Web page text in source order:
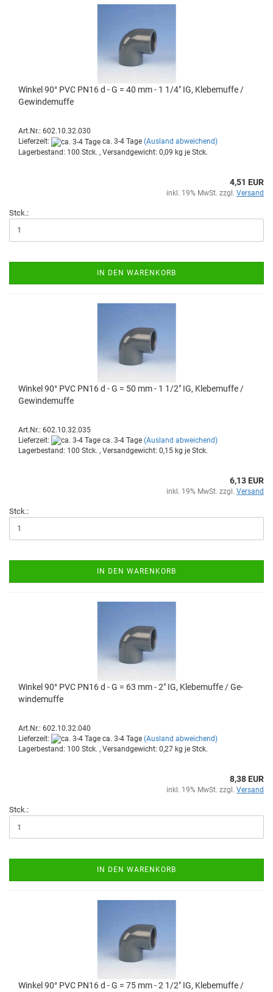
Win­kel 90° PVC PN16 d - G = 40 mm - 1 1/4" IG, Kle­be­muf­fe /
Ge­win­de­muf­fe
Art.Nr.: 602.10.32.030
Lieferzeit:
ca. 3-4 Tage (Ausland abweichend)
Lagerbestand: 100 Stck. , Versandgewicht: 0,09 kg je Stck.
4,51 EUR
inkl. 19% MwSt. zzgl. Versand
Stck.:
IN DEN WARENKORB
Win­kel 90° PVC PN16 d - G = 50 mm - 1 1/2" IG, Kle­be­muf­fe /
Ge­win­de­muf­fe
Art.Nr.: 602.10.32.035
Lieferzeit:
ca. 3-4 Tage (Ausland abweichend)
Lagerbestand: 100 Stck. , Versandgewicht: 0,15 kg je Stck.
6,13 EUR
inkl. 19% MwSt. zzgl. Versand
Stck.:
IN DEN WARENKORB
Win­kel 90° PVC PN16 d - G = 63 mm - 2" IG, Kle­be­muf­fe / Ge­
win­de­muf­fe
Art.Nr.: 602.10.32.040
Lieferzeit:
ca. 3-4 Tage (Ausland abweichend)
Lagerbestand: 100 Stck. , Versandgewicht: 0,27 kg je Stck.
8,38 EUR
inkl. 19% MwSt. zzgl. Versand
Stck.:
IN DEN WARENKORB
Win­kel 90° PVC PN16 d - G = 75 mm - 2 1/2" IG, Kle­be­muf­fe /